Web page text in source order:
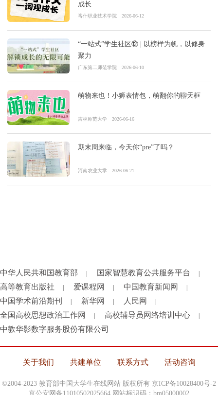
成长
喀什职业技术学院 2026-06-12
“一站式”学生社区⑫ | 以榜样为帆，以修身
聚力
广东第二师范学院 2026-06-10
萌物来也！小狮表情包，萌翻你的聊天框
吉林师范大学 2026-06-16
期末周来临，今天你“pre”了吗？
河南农业大学 2026-06-21
中华人民共和国教育部 国家智慧教育公共服务平台
高等教育出版社 爱课程网 中国教育新闻网
中国学术前沿期刊 新华网 人民网
全国高校思想政治工作网 高校辅导员网络培训中心
中教华影数字服务股份有限公司
关于我们 共建单位 联系方式 活动咨询
©2004-2023 教育部中国大学生在线网站 版权所有 京ICP备10028400号-2
京公安网备11010502025664 网站标识码：bm05000002